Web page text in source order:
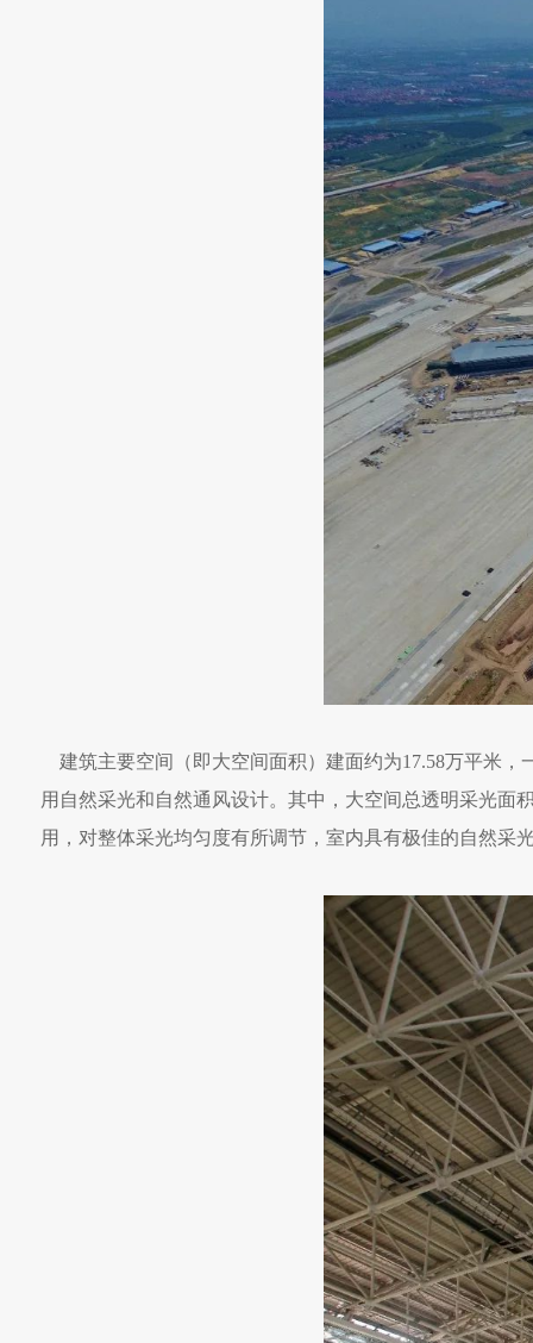
建筑主要空间（即大空间面积）建面约为17.58万平米，
用自然采光和自然通风设计。其中，大空间总透明采光面
用，对整体采光均匀度有所调节，室内具有极佳的自然采